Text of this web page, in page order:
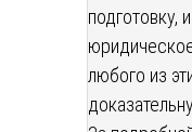
подготовку,
любого из